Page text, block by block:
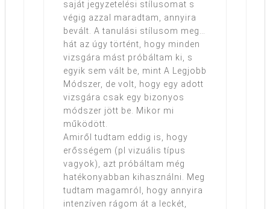
saját jegyzetelési stílusomat s
végig azzal maradtam, annyira
bevált. A tanulási stílusom meg…
hát az úgy történt, hogy minden
vizsgára mást próbáltam ki, s
egyik sem vált be, mint A Legjobb
Módszer, de volt, hogy egy adott
vizsgára csak egy bizonyos
módszer jött be. Mikor mi
működött.
Amiről tudtam eddig is, hogy
erősségem (pl vizuális típus
vagyok), azt próbáltam még
hatékonyabban kihasználni. Meg
tudtam magamról, hogy annyira
intenzíven rágom át a leckét,